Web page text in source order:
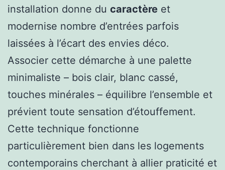
installation donne du caractère et
modernise nombre d’entrées parfois
laissées à l’écart des envies déco.
Associer cette démarche à une palette
minimaliste – bois clair, blanc cassé,
touches minérales – équilibre l’ensemble et
prévient toute sensation d’étouffement.
Cette technique fonctionne
particulièrement bien dans les logements
contemporains cherchant à allier praticité et